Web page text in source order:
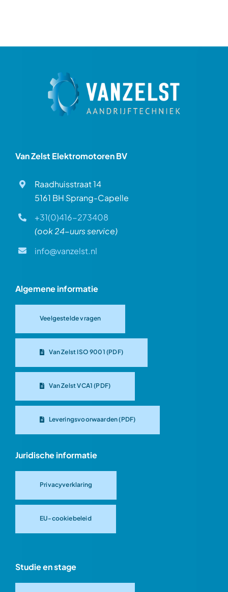
Van Zelst Elektromotoren BV
Raadhuisstraat 14
5161 BH Sprang-Capelle
+31(0)416-273408
(ook 24-uurs service)
info@vanzelst.nl
Algemene informatie
Veelgestelde vragen
Van Zelst ISO 9001 (PDF)
Van Zelst VCA1 (PDF)
Leveringsvoorwaarden (PDF)
Juridische informatie
Privacyverklaring
EU-cookiebeleid
Studie en stage